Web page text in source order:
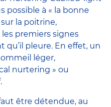
possible à « la bonne
sur la poitrine,
les premiers signes
qu’il pleure. En effet, un
léger,
nurtering » ou
être détendue, au